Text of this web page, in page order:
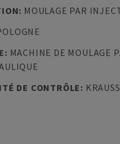
: MOULAGE PAR
: MACHINE DE MOULAGE
DE CONTRÔLE: